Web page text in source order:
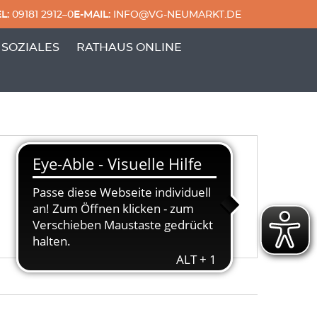
09181 2912–0E-MAIL:INFO@VG-NEUMARKT.DE
RATHAUS ONLINE